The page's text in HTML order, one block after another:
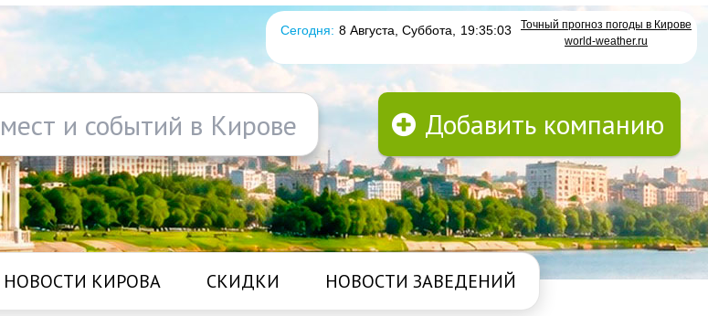
Сегодня: 8 Августа, Суббота 19:35:03
Точный прогноз погоды в Кирове
world-weather.ru
и событий в Кирове Добавить компанию
НОВОСТИ КИРОВА СКИДКИ НОВОСТИ ЗАВЕДЕНИЙ